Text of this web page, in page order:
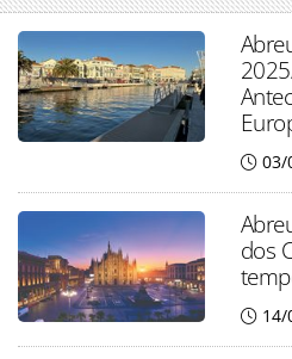
03/
dos
14/